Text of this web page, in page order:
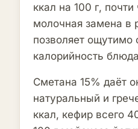
ккал на 100 г,
молочная замена в
позволяет ощутимо
калорийность
Сметана 15% даёт
натуральный и
ккал, кефир всего